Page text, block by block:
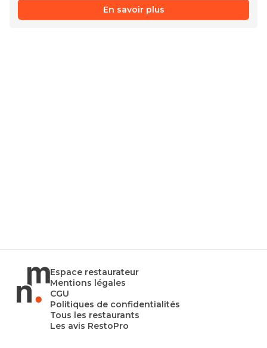
En savoir plus
Espace restaurateur
Mentions légales
CGU
Politiques de confidentialités
Tous les restaurants
Les avis RestoPro